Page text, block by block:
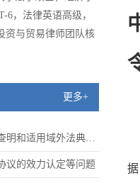
6，法律英语高级，
资与贸易律师团队核
更多+
和适用域外法典型...
议的效力认定等问题